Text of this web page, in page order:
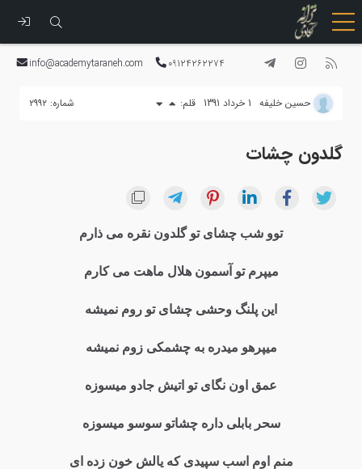
رفتن
به
09124262274
info@academytaraneh.com
حسین خلیفه 1 خرداد 1391 قلم: شماره: ۲۹۹۲
گلدون چشات
توو شب چشای تو گلدون نقره می ذارم
میپرم تو آسمون هلال ماهت می کارم
این پلنگ وحشی چشای تو روم نمیشه
میپرهو میدره به چشمکی زوم نمیشه
عمق اون نگای تو اتیش جادو میسوزه
سحر بابلی داره چشاتو سوسو میسوزه
منم اوم اسب سپیدی که یالش خون زده ای